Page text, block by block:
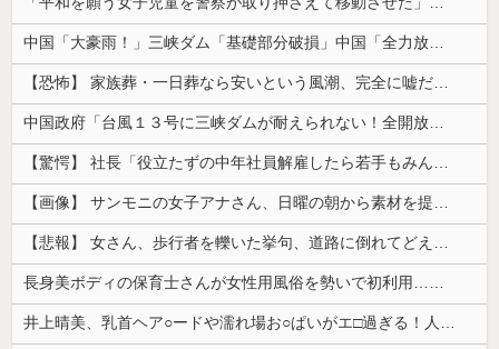
中国「大豪雨！」三峡ダム「基礎部分破損」中国「全力放流！」台風13号「中国上陸予測」台風15号「中国接近（画像」中国「台風同時上陸！（穀物生産が...
【恐怖】 家族葬・一日葬なら安いという風潮、完全に嘘だった・・・・
中国政府「台風１３号に三峡ダムが耐えられない！全開放流しろ！」⇒ 下流域の街が壊滅状態ｗｗｗｗｗ
【驚愕】 社長「役立たずの中年社員解雇したら若手もみんな辞めてしまった…」
【画像】 サンモニの女子アナさん、日曜の朝から素材を提供してしまう
【悲報】 女さん、歩行者を轢いた挙句、道路に倒れてどえらいことになってしまうw w w w w w w
長身美ボディの保育士さんが女性用風俗を勢いで初利用…子供に絶対見せられないメスの顔でイキまくり。
井上晴美、乳首ヘア○ードや濡れ場お○ぱいがエ□過ぎる！人生最後のラスト写真集、最高！！